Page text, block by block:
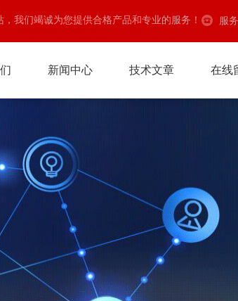
我们竭诚为您提供合格产品和专业的服务！ 服
新闻中心 技术文章 在线